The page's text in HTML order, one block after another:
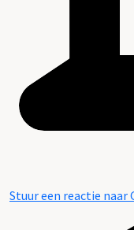
Stuur een reactie naar